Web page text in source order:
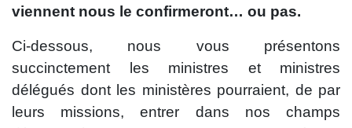
viennent nous le confirmeront… ou pas.
Ci-dessous, nous vous présentons
succinctement les ministres et ministres
délégués dont les ministères pourraient, de par
leurs missions, entrer dans nos champs